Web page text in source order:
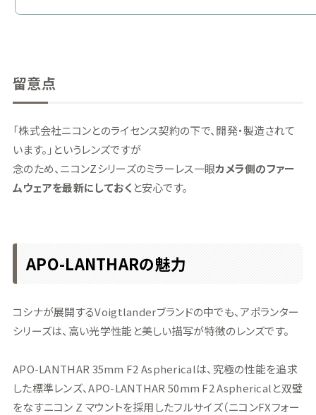
留意点
「株式会社ニコンとのライセンス契約の下で、開発・製造されて
います。」というレンズですが
念のため、ニコンZシリーズのミラーレス一眼カメラ側のファー
ムウェアを最新にしておく と安心です。
APO-LANTHARの魅力
コシナが展開するVoigtlanderブランドの中でも、アポランター
シリーズは、高い光学性能と美しい描写が特徴のレンズです。
APO-LANTHAR 35mm F2 Asphericalは、究極の性能を追求
した標準レンズ、APO-LANTHAR 50mm F2 Asphericalと双璧
をなすニコン Z マウントを採用したフルサイズ（ニコンFXフォー